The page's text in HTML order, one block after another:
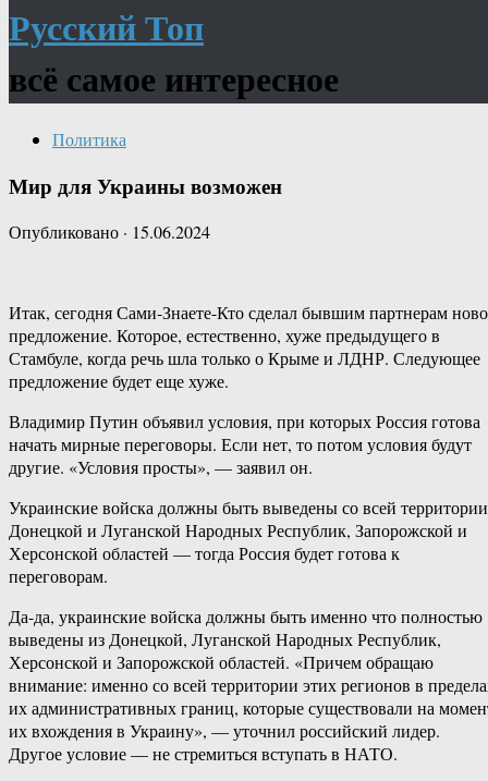
Русский Топ
всё самое интересное
Политика
Мир для Украины возможен
Опубликовано · 15.06.2024
Итак, сегодня Сами-Знаете-Кто сделал бывшим партнерам
предложение. Которое, естественно, хуже предыдущего в
Стамбуле, когда речь шла только о Крыме и ЛДНР. Следующее
предложение будет еще хуже.
Владимир Путин объявил условия, при которых Россия готова
начать мирные переговоры. Если нет, то потом условия будут
другие. «Условия просты», — заявил он.
Украинские войска должны быть выведены со всей территории
Донецкой и Луганской Народных Республик, Запорожской и
Херсонской областей — тогда Россия будет готова к
переговорам.
Да-да, украинские войска должны быть именно что полностью
выведены из Донецкой, Луганской Народных Республик,
Херсонской и Запорожской областей. «Причем обращаю
внимание: именно со всей территории этих регионов в
их административных границ, которые существовали на
их вхождения в Украину», — уточнил российский лидер.
Другое условие — не стремиться вступать в НАТО.